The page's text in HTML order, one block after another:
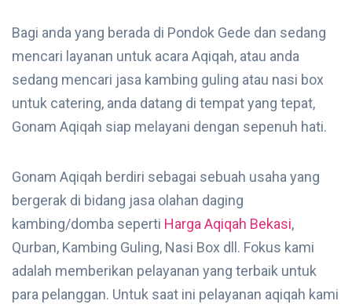
Bagi anda yang berada di Pondok Gede dan sedang
mencari layanan untuk acara Aqiqah, atau anda
sedang mencari jasa kambing guling atau nasi box
untuk catering, anda datang di tempat yang tepat,
Gonam Aqiqah siap melayani dengan sepenuh hati.
Gonam Aqiqah berdiri sebagai sebuah usaha yang
bergerak di bidang jasa olahan daging
kambing/domba seperti Harga Aqiqah Bekasi,
Qurban, Kambing Guling, Nasi Box dll. Fokus kami
adalah memberikan pelayanan yang terbaik untuk
para pelanggan. Untuk saat ini pelayanan aqiqah kami